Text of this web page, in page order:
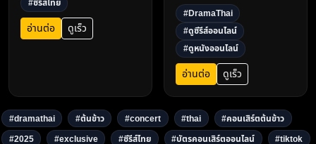
หนังใหม่ ผ่าน
dramathai.com3
#ซีรีส์ไทย
อ่านต่อ ดูเร็ว
คอนเสิร์ต รายการ ดูหนัง ซีรีส์
และละครไทยออนไลน์คุณภาพ
ผ่าน DramaThai ปลอดภัย
ใช้งานง่าย รองรับมือถือและ
คอมพิวเตอร์3
#DramaThai
#ดูซีรีส์ออนไลน์
#ดูหนังออนไลน์
อ่านต่อ ดูเร็ว
#dramathai #ต้นข้าว #concert #thai
#คอนเสิร์ตต้นข้าว
#2025
#exclusive #ซีรีส์ไทย #บัตรคอนเสิร์ตออนไลน์
#tiktok